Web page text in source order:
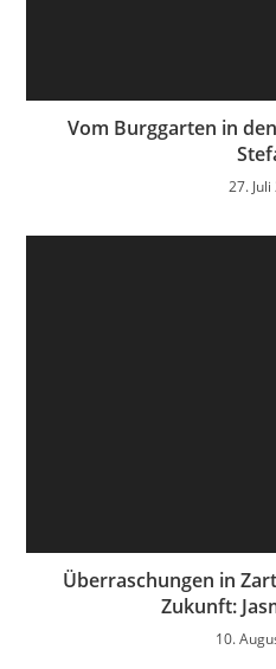
Vom Burggarten in
27.
Überraschungen in
Zukunft:
10.